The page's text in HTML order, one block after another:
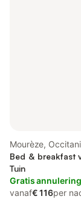
Mourèze,
Bed & breakfast
Tuin
Gratis annulering
vanaf€ 116per